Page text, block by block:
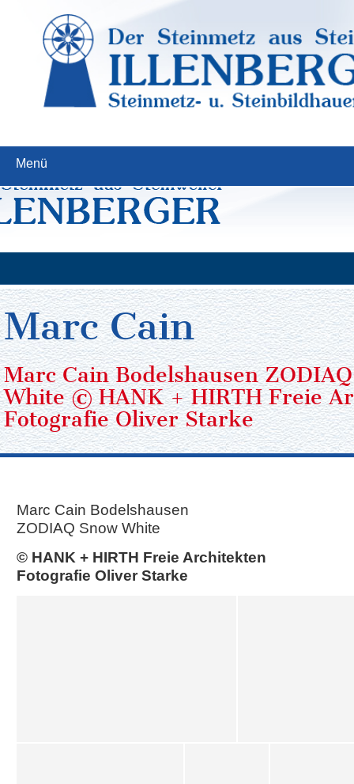
Menü
Marc Cain
Marc Cain Bodelshausen
White © HANK + HIRTH Freie
Fotografie Oliver Starke
Marc Cain Bodelshausen
ZODIAQ Snow White
© HANK + HIRTH Freie Architekten
Fotografie Oliver Starke